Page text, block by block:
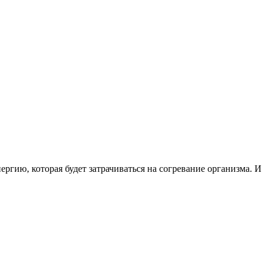
которая будет затрачиваться на согревание организма. И